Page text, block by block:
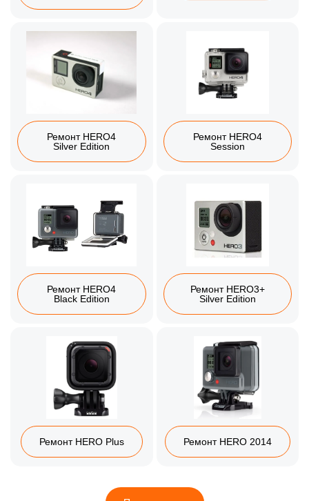
Ремонт HERO4
Silver Edition
Ремонт HERO4
Session
Ремонт HERO4
Black Edition
Ремонт HERO3+
Silver Edition
Ремонт HERO Plus Ремонт HERO 2014